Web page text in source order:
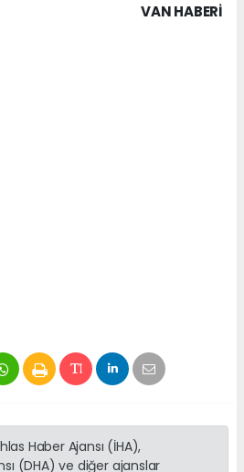
VAN HABERİ
Haber Ajansı (İHA),
(DHA) ve diğer ajanslar